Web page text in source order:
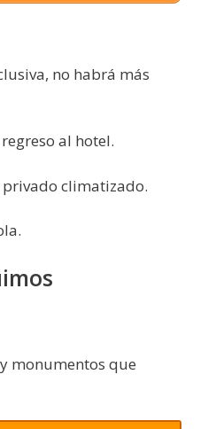
no habrá más
al hotel.
climatizado.
monumentos que